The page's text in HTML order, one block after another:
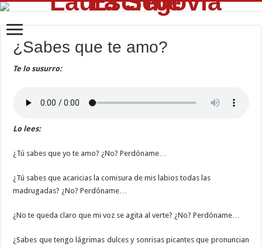
¿Sabes que te amo?
Te lo susurro:
Lo lees:
¿Tú sabes que yo te amo? ¿No? Perdóname…
¿Tú sabes que acaricias la comisura de mis labios todas las
madrugadas? ¿No? Perdóname…
¿No te queda claro que mi voz se agita al verte? ¿No? Perdóname…
¿Sabes que tengo lágrimas dulces y sonrisas picantes que pronuncian